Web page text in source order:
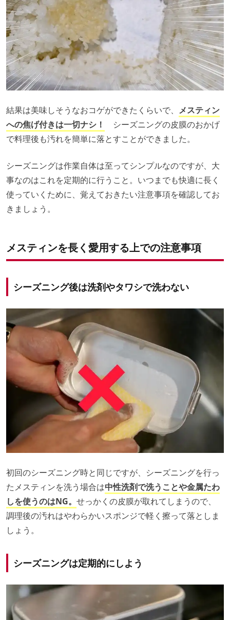
結果は美味しそうなおコゲができたくらいで、 メスティン
への焦げ付きは一切ナシ！
シーズニングの皮膜のおかげ
で料理後も汚れを簡単に落とすことができました。
シーズニングは作業自体は至ってシンプルなのですが、大
事なのはこれを定期的に行うこと。いつまでも快適に長く
使っていくために、覚えておきたい注意事項を確認してお
きましょう。
メスティンを長く愛用する上での注意事項
シーズニング後は洗剤やタワシで洗わない
初回のシーズニング時と同じですが、シーズニングを行っ
たメスティンを洗う場合は中性洗剤で洗うことや金属たわ
しを使うのはNG。 せっかくの皮膜が取れてしまうので、
調理後の汚れはやわらかいスポンジで軽く擦って落としま
しょう。
シーズニングは定期的にしよう